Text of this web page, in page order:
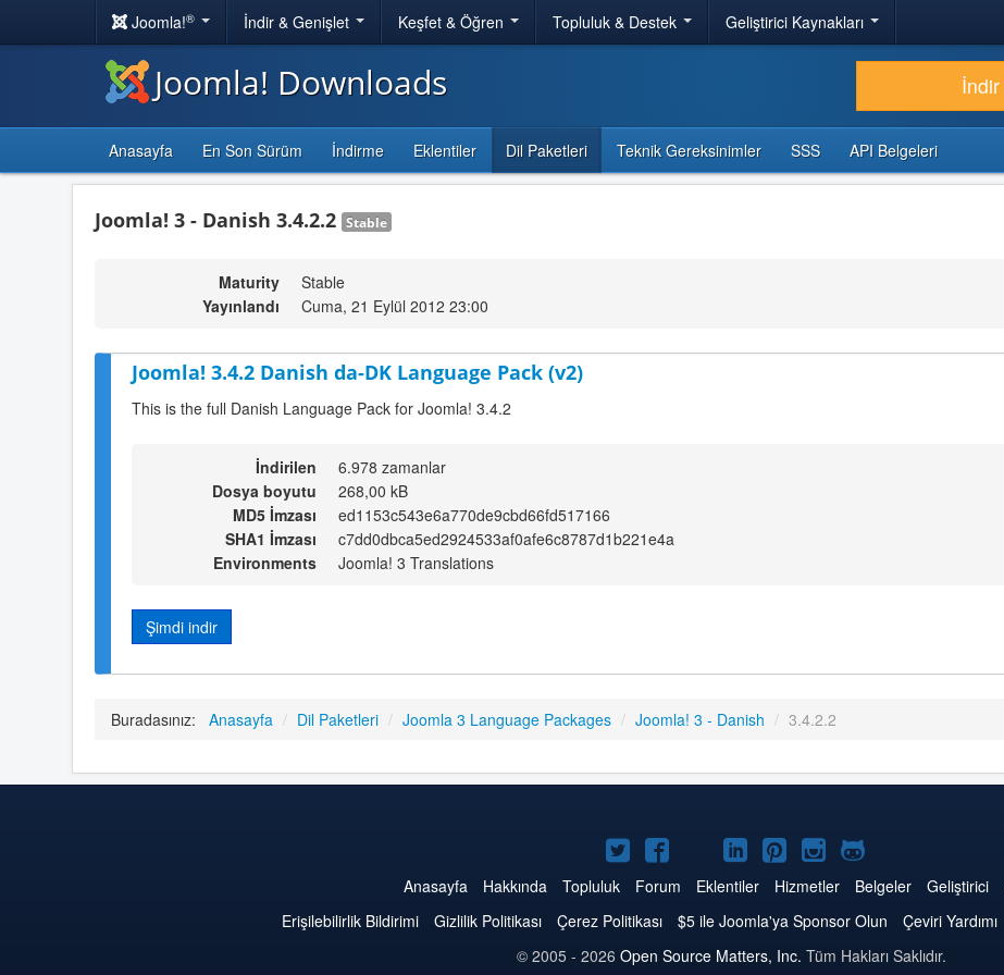
Joomla!® İndir & Genişlet Keşfet & Öğren Topluluk & Destek Geliştirici Kaynakları
Joomla! Downloads İndir
Anasayfa En Son Sürüm İndirme Eklentiler Dil Paketleri Teknik Gereksinimler SSS API Belgeleri
Joomla! 3 - Danish 3.4.2.2 Stable
Maturity
Stable
Yayınlandı
Cuma, 21 Eylül 2012 23:00
Joomla! 3.4.2 Danish da-DK Language Pack (v2)
This is the full Danish Language Pack for Joomla! 3.4.2
İndirilen
6.978 zamanlar
Dosya boyutu
268,00 kB
MD5 İmzası
ed1153c543e6a770de9cbd66fd517166
SHA1 İmzası
c7dd0dbca5ed2924533af0afe6c8787d1b221e4a
Environments
Joomla! 3 Translations
Şimdi indir
Buradasınız: Anasayfa / Dil Paketleri / Joomla 3 Language Packages / Joomla! 3 - Danish / 3.4.2.2
Twitter'da
Joomla
Facebook'da
Joomla
YouTube'da
Joomla
LinkedIn'de
Joomla
Pinterest'de
Joomla
Instagram'da
Joomla
GitHub'da
Joomla
Anasayfa Hakkında Topluluk Forum Eklentiler Hizmetler Belgeler Geliştirici
Erişilebilirlik Bildirimi
Gizlilik Politikası Çerez Politikası $5 ile Joomla'ya Sponsor Olun Çeviri Yardımı
© 2005 - 2026 Open Source Matters, Inc. Tüm Hakları Saklıdır.